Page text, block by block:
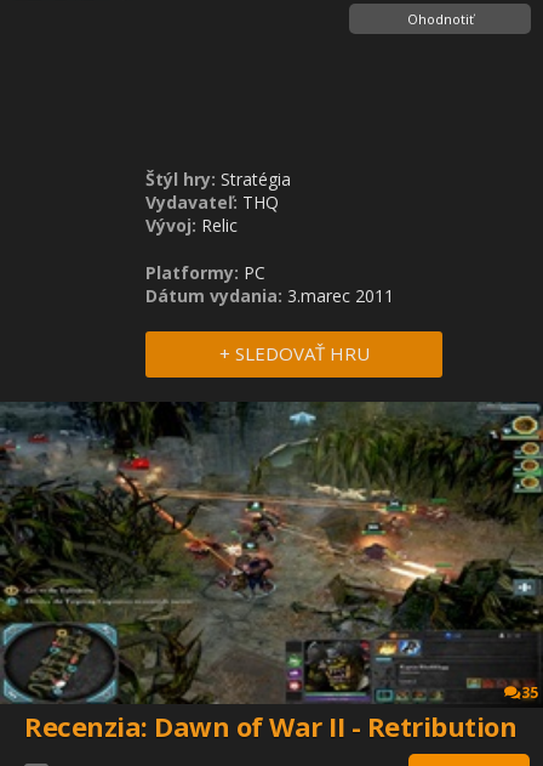
Ohodnotiť
Štýl hry: Stratégia
Vydavateľ: THQ
Vývoj: Relic
Platformy: PC
Dátum vydania: 3.marec 2011
+ SLEDOVAŤ HRU
35
Recenzia: Dawn of War II - Retribution